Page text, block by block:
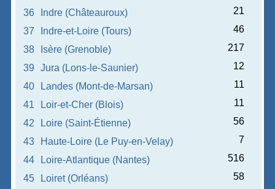
36
Indre (Châteauroux)
21
37
Indre-et-Loire (Tours)
46
38
Isère (Grenoble)
217
39
Jura (Lons-le-Saunier)
12
40
Landes (Mont-de-Marsan)
11
41
Loir-et-Cher (Blois)
11
42
Loire (Saint-Étienne)
56
43
Haute-Loire (Le Puy-en-Velay)
7
44
Loire-Atlantique (Nantes)
516
45
Loiret (Orléans)
58